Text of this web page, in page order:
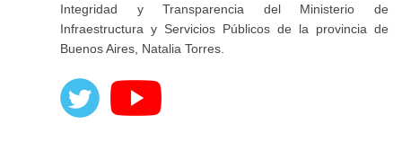
Integridad y Transparencia del Ministerio de
Infraestructura y Servicios Públicos de la provincia de
Buenos Aires, Natalia Torres.